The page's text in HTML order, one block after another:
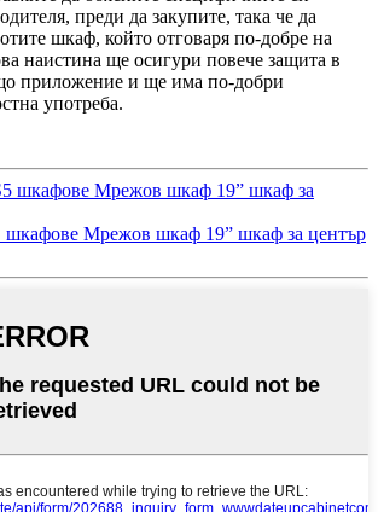
преди да закупите, така че да
шкаф, който отговаря по-добре на
наистина ще осигури повече защита в
приложение и ще има по-добри
употреба.
шкафове Мрежов шкаф 19” шкаф за
шкафове Мрежов шкаф 19” шкаф за център